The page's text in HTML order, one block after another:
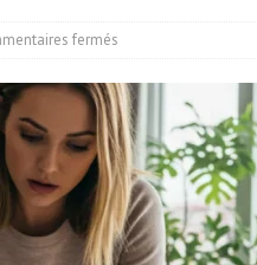
fermés